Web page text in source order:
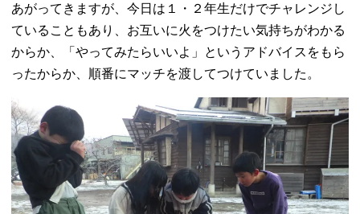
あがってきますが、今日は１・２年生だけでチャレンジし
ていることもあり、お互いに火をつけたい気持ちがわかる
からか、「やってみたらいいよ」というアドバイスをもら
ったからか、順番にマッチを渡してつけていました。